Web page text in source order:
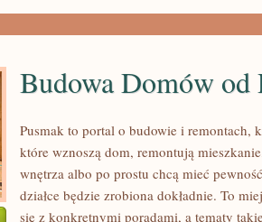
Budowa Domów od
Pusmak to portal o budowie i remontach,
które wznoszą dom, remontują
wnętrza albo po prostu chcą mieć
działce będzie zrobiona dokładnie. To
się z konkretnymi poradami, a tematy